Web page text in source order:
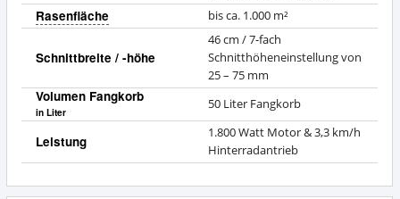
Rasenfläche bis ca. 1.000 m²
Schnittbreite / -höhe
46 cm / 7-fach
Schnitthöheneinstellung von
25 – 75 mm
Volumen Fangkorb
in Liter
50 Liter Fangkorb
Leistung
1.800 Watt Motor & 3,3 km/h
Hinterradantrieb